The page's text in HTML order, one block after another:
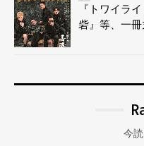
『トワイラ
砦』等、一冊
今